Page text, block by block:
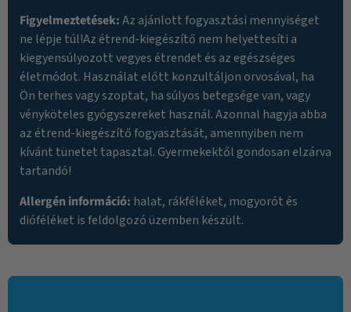
Figyelmeztetések:Az ajánlott fogyasztási mennyiséget
ne lépje túl!Az étrend-kiegészítő nem helyettesíti a
kiegyensúlyozott vegyes étrendet és az egészséges
életmódot. Használat előtt konzultáljon orvosával, ha
Ön terhes vagy szoptat, ha súlyos betegsége van, vagy
vényköteles gyógyszereket használ. Azonnal hagyja abba
az étrend-kiegészítő fogyasztását, amennyiben nem
kívánt tünetet tapasztal. Gyermekektől gondosan elzárva
tartandó!
Allergén információ: halat, rákféléket, mogyorót és
dióféléket is feldolgozó üzemben készült.